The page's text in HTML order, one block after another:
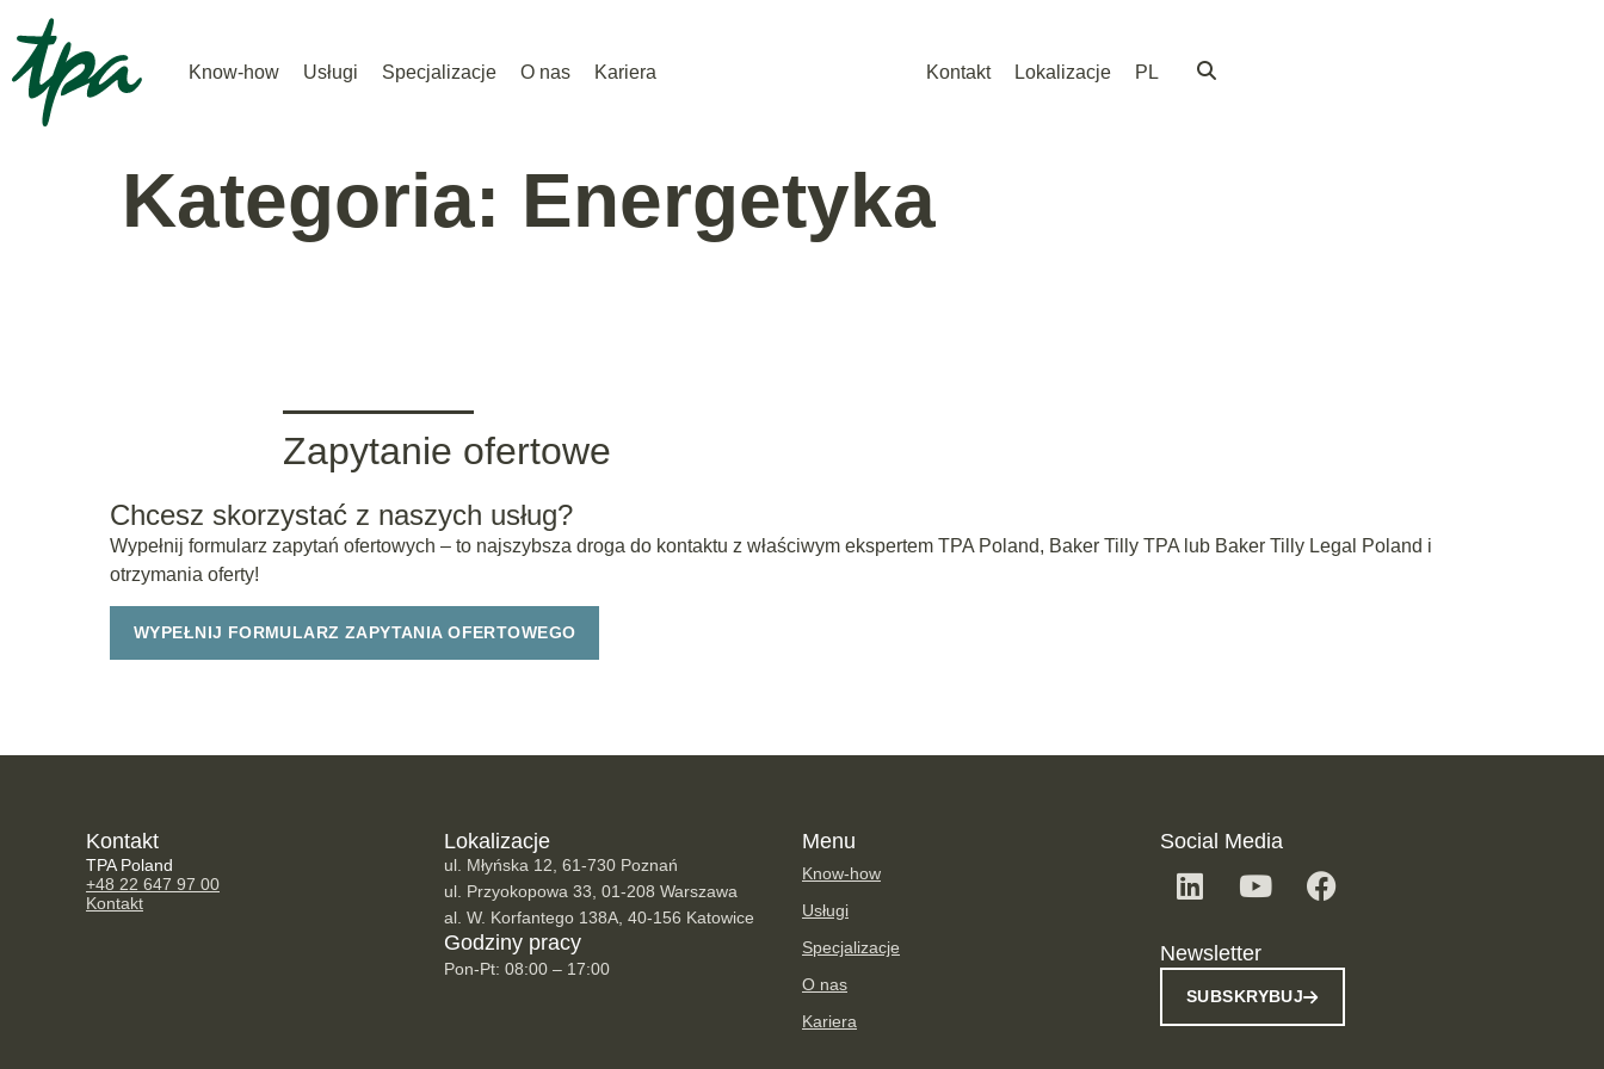
Know-how Usługi Specjalizacje O nas Kariera Kontakt Lokalizacje PL
Kategoria: Energetyka
Zapytanie ofertowe
Chcesz skorzystać z naszych usług?
Wypełnij formularz zapytań ofertowych – to najszybsza droga do kontaktu z właściwym ekspertem TPA Poland, Baker Tilly TPA lub Baker Tilly Legal Poland i
otrzymania oferty!
WYPEŁNIJ FORMULARZ ZAPYTANIA OFERTOWEGO
Kontakt
TPA Poland
+48 22 647 97 00
Kontakt
Lokalizacje
ul. Młyńska 12, 61-730 Poznań
ul. Przyokopowa 33, 01-208 Warszawa
al. W. Korfantego 138A, 40-156 Katowice
Godziny pracy
Pon-Pt: 08:00 – 17:00
Menu
Know-how
Usługi
Specjalizacje
O nas
Kariera
Social Media
Newsletter
SUBSKRYBUJ